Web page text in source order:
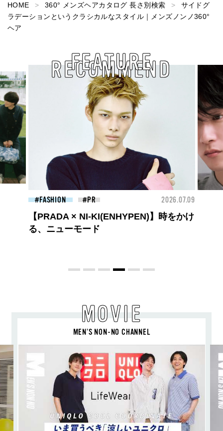
HOME 360° メンズヘアカタログ 長さ別検索
サイドグ
ラデーションというクラシカルなスタイル｜メンズノンノ360°
ヘア
RECOMMEND
FEATURE
FASHION 2026.07.09
高橋璃央と、ジュエッテの出会い。夏の
定番、ピンクゴールドが印象的
MOVIE
MEN’S NON-NO CHANNEL